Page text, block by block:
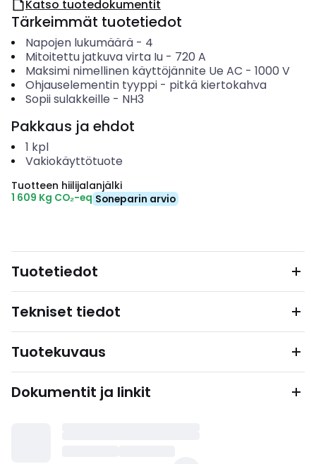
Katso tuotedokumentit
Tärkeimmät tuotetiedot
Napojen lukumäärä- 4
Mitoitettu jatkuva virta Iu- 720 A
Maksimi nimellinen käyttöjännite Ue AC - 1000 V
Ohjauselementin tyyppi- pitkä kiertokahva
Sopii sulakkeille - NH3
Pakkaus ja ehdot
1 kpl
Vakiokäyttötuote
Tuotteen hiilijalanjälki
1 609 Kg CO₂-eq Soneparin arvio
Tuotetiedot
Tekniset tiedot
Tuotekuvaus
Dokumentit ja linkit